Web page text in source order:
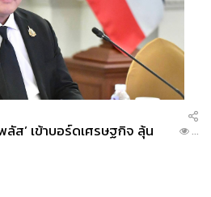
ลัส’ เข้าบอร์ดเศรษฐกิจ ลุ้น
...